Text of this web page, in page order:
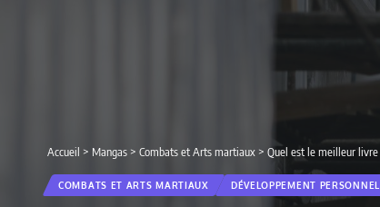
Accueil > Mangas > Combats et Arts martiaux > Quel est le meilleur livre
COMBATS ET ARTS MARTIAUX DÉVELOPPEMENT PERSONNEL